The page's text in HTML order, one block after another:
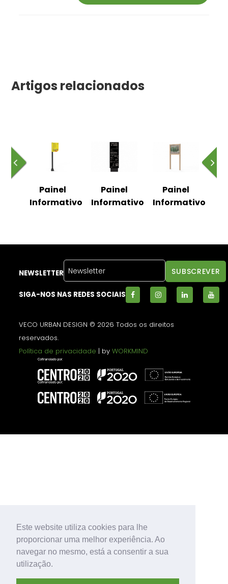
Este website utiliza cookies para lhe
proporcionar uma melhor experiência. Ao
navegar no mesmo, está a consentir a sua
utilização.
Artigos relacionados
Painel
Informativo
Painel
Informativo
Painel
Informativo
NEWSLETTER
SIGA-NOS NAS REDES SOCIAIS
VECO URBAN DESIGN © 2026 Todos os direitos
reservados.
Política de privacidade | byWORKMIND